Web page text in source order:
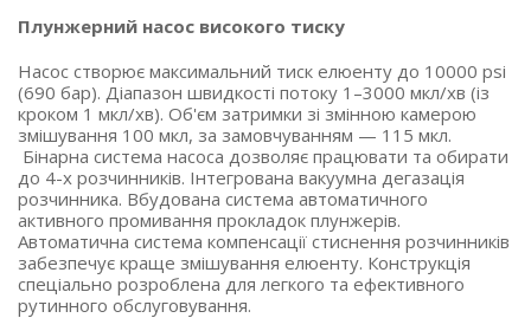
Плунжерний насос високого тиску
Насос створює максимальний тиск елюенту до 10000 psi
(690 бар). Діапазон швидкості потоку 1–3000 мкл/хв (із
кроком 1 мкл/хв). Об'єм затримки зі змінною камерою
змішування 100 мкл, за замовчуванням — 115 мкл.
Бінарна система насоса дозволяє працювати та обирати
до 4-х розчинників. Інтегрована вакуумна дегазація
розчинника. Вбудована система автоматичного
активного промивання прокладок плунжерів.
Автоматична система компенсації стиснення розчинників
забезпечує краще змішування елюенту. Конструкція
спеціально розроблена для легкого та ефективного
рутинного обслуговування.